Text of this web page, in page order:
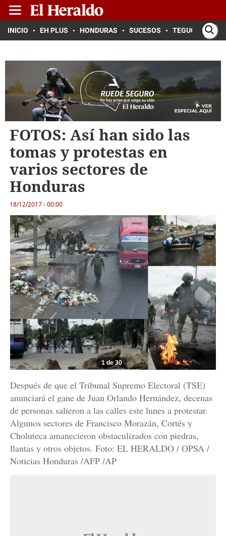
INICIO EH PLUS HONDURAS SUCESOS TEGUCIGALPA
FOTOS: Así han sido las
tomas y protestas en
varios sectores de
Honduras
18/12/2017 - 00:00
1 de 30
Después de que el Tribunal Supremo Electoral (TSE)
anunciará el gane de Juan Orlando Hernández, decenas
de personas salieron a las calles este lunes a protestar.
Algunos sectores de Francisco Morazán, Cortés y
Choluteca amanecieron obstaculizados con piedras,
llantas y otros objetos. Foto: EL HERALDO / OPSA /
Noticias Honduras /AFP /AP